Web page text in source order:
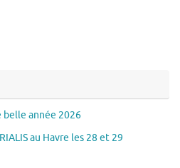
belle année 2026
au Havre les 28 et 29